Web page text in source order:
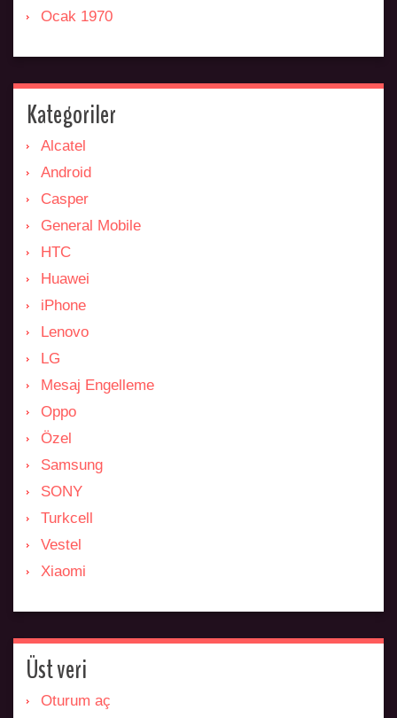
Ocak 1970
Kategoriler
Alcatel
Android
Casper
General Mobile
HTC
Huawei
iPhone
Lenovo
LG
Mesaj Engelleme
Oppo
Özel
Samsung
SONY
Turkcell
Vestel
Xiaomi
Üst veri
Oturum aç